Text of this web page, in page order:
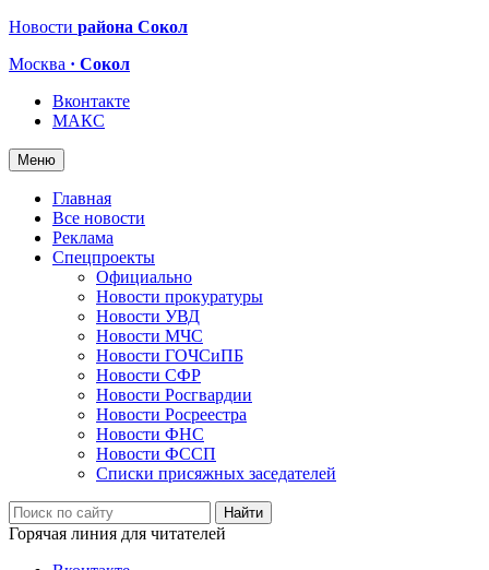
Новости района Сокол
Москва · Сокол
Вконтакте
МАКС
Меню
Главная
Все новости
Реклама
Спецпроекты
Официально
Новости прокуратуры
Новости УВД
Новости МЧС
Новости ГОЧСиПБ
Новости СФР
Новости Росгвардии
Новости Росреестра
Новости ФНС
Новости ФССП
Списки присяжных заседателей
Горячая линия для читателей